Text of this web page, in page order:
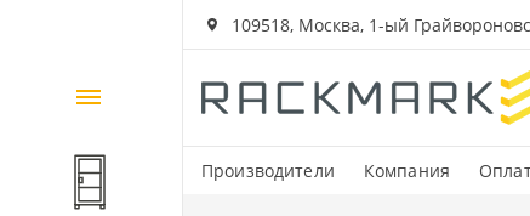
109518, Москва, 1-ый
Производители Компания
Каталог
товаров
Шкафы и стойки